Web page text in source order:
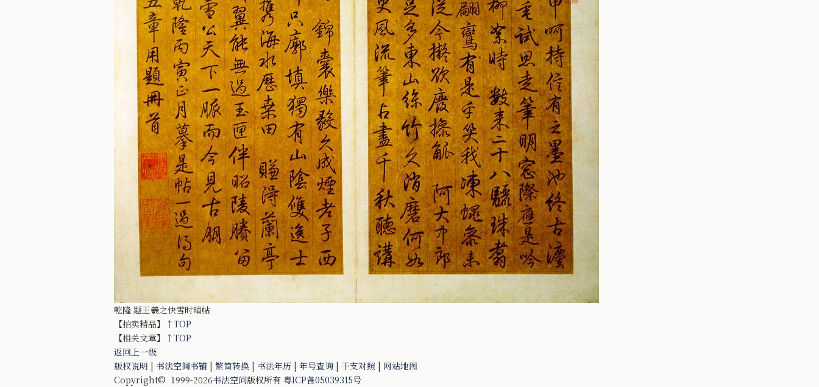
乾隆 题王羲之快雪时晴帖
【拍卖精品】 ↑TOP
【相关文章】 ↑TOP
返回上一级
版权说明 | 书法空间书铺 | 繁简转换 | 书法年历 | 年号查询 | 干支对照 | 网站地图
Copyright© 1999-2026书法空间版权所有 粤ICP备05039315号